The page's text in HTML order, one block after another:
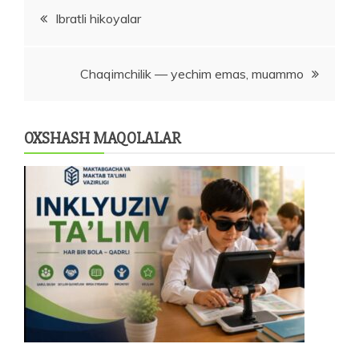
PostIbratli hikoyalar
Chaqimchilik — yechim emas, muammo
OXSHASH MAQOLALAR